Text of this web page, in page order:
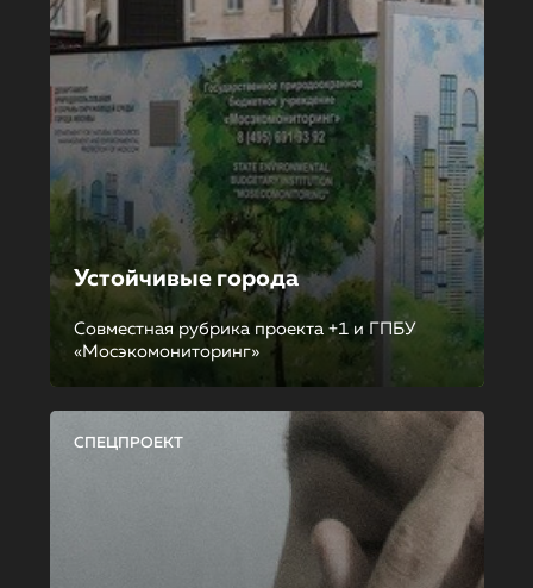
Устойчивые города
Совместная рубрика проекта +1 и ГПБУ
«Мосэкомониторинг»
СПЕЦПРОЕКТ